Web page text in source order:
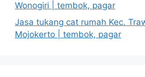
Wonogiri | tembok, pagar
Jasa tukang cat rumah Kec.
Mojokerto | tembok, pagar